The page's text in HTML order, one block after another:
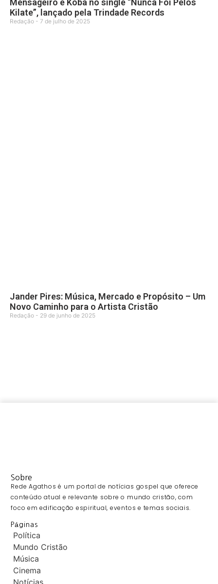
Kilate”, lançado pela Trindade Records
Redação 7 de julho de 2025
Jander Pires: Música, Mercado e Propósito – Um
Novo Caminho para o Artista Cristão
Redação 29 de junho de 2025
Sobre
Rede Agathos é um portal de notícias gospel que oferece
conteúdo atual e relevante sobre o mundo cristão, com
foco em edificação espiritual, eventos e temas sociais.
Páginas
Política
Mundo Cristão
Música
Cinema